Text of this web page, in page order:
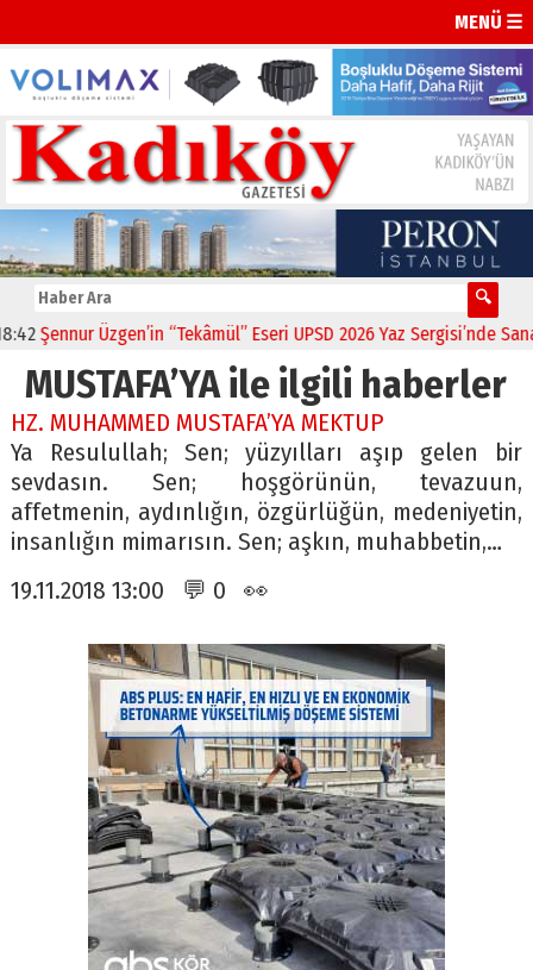
MENÜ ☰
Şennur Üzgen’in “Tekâmül” Eseri UPSD 2026 Yaz Sergisi’nde
MUSTAFA’YA ile ilgili haberler
HZ. MUHAMMED MUSTAFA’YA MEKTUP
Ya Resulullah; Sen; yüzyılları aşıp gelen bir
sevdasın. Sen; hoşgörünün, tevazuun,
affetmenin, aydınlığın, özgürlüğün, medeniyetin,
insanlığın mimarısın. Sen; aşkın, muhabbetin,…
19.11.2018 13:00 💬 0 👀